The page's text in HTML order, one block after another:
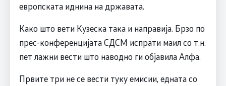
европската иднина на државата.
Како што вети Кузеска така и направија. Брзо по
прес-конференцијата СДСМ испрати маил со т.н.
пет лажни вести што наводно ги објавила Алфа.
Првите три не се вести туку емисии, едната со